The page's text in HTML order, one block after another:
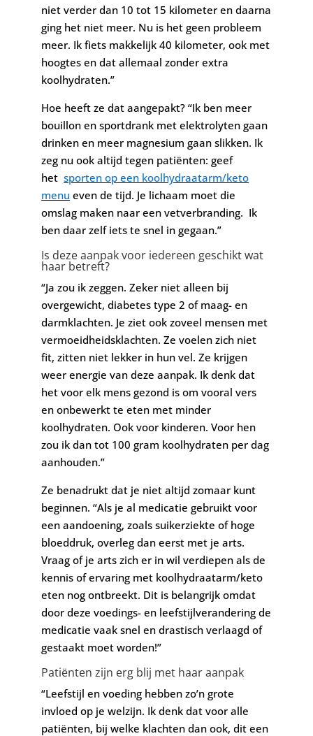
niet verder dan 10 tot 15 kilometer en daarna
ging het niet meer. Nu is het geen probleem
meer. Ik fiets makkelijk 40 kilometer, ook met
hoogtes en dat allemaal zonder extra
koolhydraten.”
Hoe heeft ze dat aangepakt? “Ik ben meer
bouillon en sportdrank met elektrolyten gaan
drinken en meer magnesium gaan slikken. Ik
zeg nu ook altijd tegen patiënten: geef
hetsporten op een koolhydraatarm/keto
menu even de tijd. Je lichaam moet die
omslag maken naar een vetverbranding. Ik
ben daar zelf iets te snel in gegaan.”
Is deze aanpak voor iedereen geschikt wat
haar betreft?
“Ja zou ik zeggen. Zeker niet alleen bij
overgewicht, diabetes type 2 of maag- en
darmklachten. Je ziet ook zoveel mensen met
vermoeidheidsklachten. Ze voelen zich niet
fit, zitten niet lekker in hun vel. Ze krijgen
weer energie van deze aanpak. Ik denk dat
het voor elk mens gezond is om vooral vers
en onbewerkt te eten met minder
koolhydraten. Ook voor kinderen. Voor hen
zou ik dan tot 100 gram koolhydraten per dag
aanhouden.”
Ze benadrukt dat je niet altijd zomaar kunt
beginnen. “Als je al medicatie gebruikt voor
een aandoening, zoals suikerziekte of hoge
bloeddruk, overleg dan eerst met je arts.
Vraag of je arts zich er in wil verdiepen als de
kennis of ervaring met koolhydraatarm/keto
eten nog ontbreekt. Dit is belangrijk omdat
door deze voedings- en leefstijlverandering de
medicatie vaak snel en drastisch verlaagd of
gestaakt moet worden!”
Patiënten zijn erg blij met haar aanpak
“Leefstijl en voeding hebben zo’n grote
invloed op je welzijn. Ik denk dat voor alle
patiënten, bij welke klachten dan ook, dit een